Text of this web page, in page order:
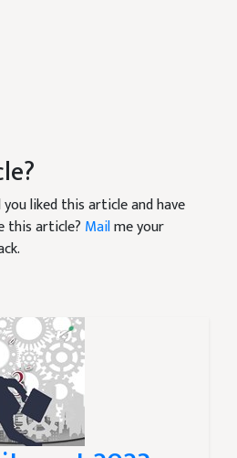
you liked this article and have
this article? Mailme your